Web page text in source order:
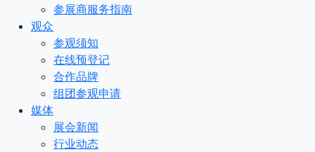
参展商服务指南
观众
参观须知
在线预登记
合作品牌
组团参观申请
媒体
展会新闻
行业动态